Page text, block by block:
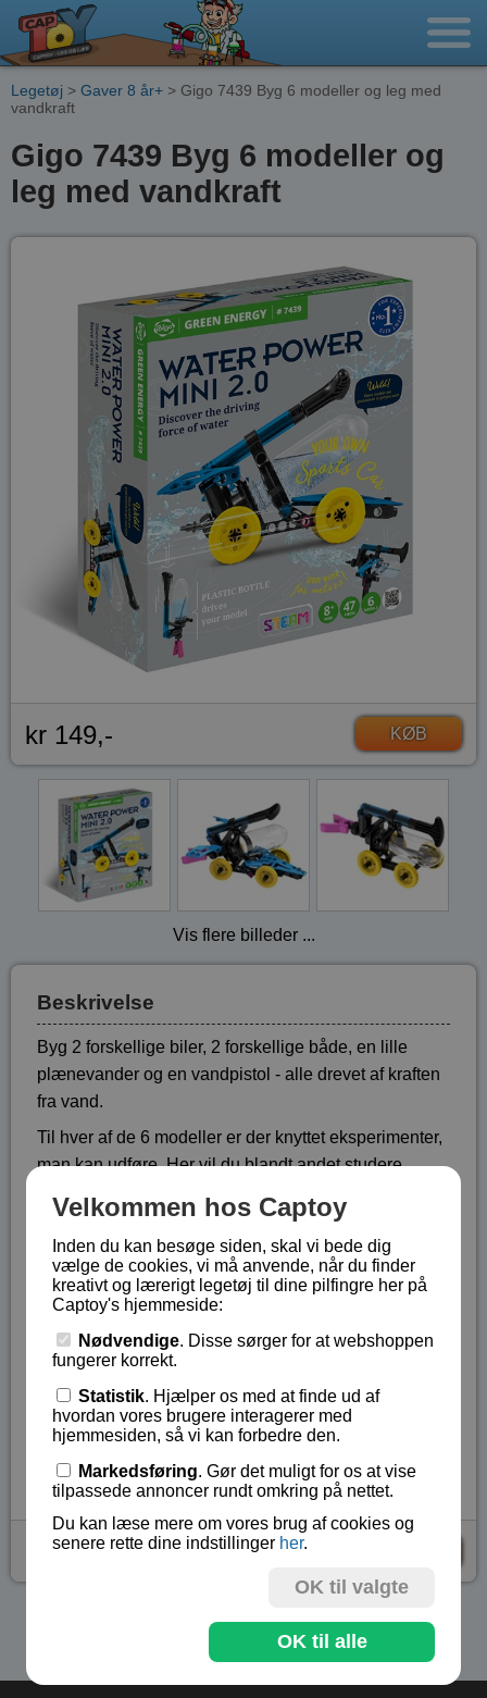
Legetøj > Gaver 8 år+ > Gigo 7439 Byg 6 modeller og leg med
vandkraft
Gigo 7439 Byg 6 modeller og
leg med vandkraft
kr 149,- KØB
Vis flere billeder ...
Beskrivelse
Byg 2 forskellige biler, 2 forskellige både, en lille
plænevander og en vandpistol - alle drevet af kraften
fra vand.
Til hver af de 6 modeller er der knyttet eksperimenter,
man kan udføre. Her vil du blandt andet studere,
det gør, om der bruges luft eller vand.
Så her har du gennem sjov leg med vand (inde eller
ude) mulighed for at udvide din viden om fysik, om at
løse problemer samt studere ting i nærmere detalje.
Engelsk vejledning med samlingsvejledning i
billeder.
Fra 8 - 13 år.
Lagerstatus:På lager
Vare nr.:GI-7439
kr 149,-
Se flere produkter i kategorien Gaver 8 år+
Velkommen hos Captoy
Inden du kan besøge siden, skal vi bede dig
vælge de cookies, vi må anvende, når du finder
kreativt og lærerigt legetøj til dine pilfingre her på
Captoy's hjemmeside:
Nødvendige. Disse sørger for at webshoppen
fungerer korrekt.
Statistik. Hjælper os med at finde ud af
hvordan vores brugere interagerer med
hjemmesiden, så vi kan forbedre den.
Markedsføring. Gør det muligt for os at vise
tilpassede annoncer rundt omkring på nettet.
Du kan læse mere om vores brug af cookies og
senere rette dine indstillinger her.
OK til valgte
OK til alle